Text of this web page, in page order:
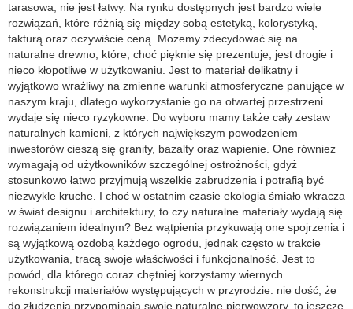
tarasowa, nie jest łatwy. Na rynku dostępnych jest bardzo wiele
rozwiązań, które różnią się między sobą estetyką, kolorystyką,
fakturą oraz oczywiście ceną. Możemy zdecydować się na
naturalne drewno, które, choć pięknie się prezentuje, jest drogie i
nieco kłopotliwe w użytkowaniu. Jest to materiał delikatny i
wyjątkowo wrażliwy na zmienne warunki atmosferyczne panujące w
naszym kraju, dlatego wykorzystanie go na otwartej przestrzeni
wydaje się nieco ryzykowne. Do wyboru mamy także cały zestaw
naturalnych kamieni, z których największym powodzeniem
inwestorów cieszą się granity, bazalty oraz wapienie. One również
wymagają od użytkowników szczególnej ostrożności, gdyż
stosunkowo łatwo przyjmują wszelkie zabrudzenia i potrafią być
niezwykle kruche. I choć w ostatnim czasie ekologia śmiało wkracza
w świat designu i architektury, to czy naturalne materiały wydają się
rozwiązaniem idealnym? Bez wątpienia przykuwają one spojrzenia i
są wyjątkową ozdobą każdego ogrodu, jednak często w trakcie
użytkowania, tracą swoje właściwości i funkcjonalność. Jest to
powód, dla którego coraz chętniej korzystamy wiernych
rekonstrukcji materiałów występujących w przyrodzie: nie dość, że
do złudzenia przypominają swoje naturalne pierwowzory, to jeszcze